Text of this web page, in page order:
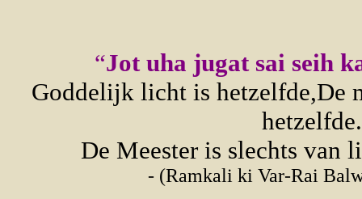
“Jot uha jugat sai seih
Goddelijk licht is hetzelfde,De
hetzelfde.
De Meester is slechts van
- (Ramkali ki Var-Rai